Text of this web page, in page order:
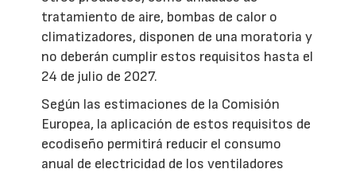
tratamiento de aire, bombas de calor o
climatizadores, disponen de una moratoria y
no deberán cumplir estos requisitos hasta el
24 de julio de 2027.
Según las estimaciones de la Comisión
Europea, la aplicación de estos requisitos de
ecodiseño permitirá reducir el consumo
anual de electricidad de los ventiladores